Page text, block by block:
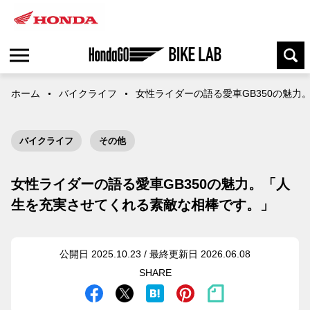
ホーム バイクライフ 女性ライダーの語る愛車GB350の魅力
バイクライフ その他
女性ライダーの語る愛車GB350の魅力。「人
生を充実させてくれる素敵な相棒です。」
公開日 2025.10.23 / 最終更新日 2026.06.08
SHARE